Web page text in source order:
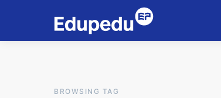
BROWSING TAG